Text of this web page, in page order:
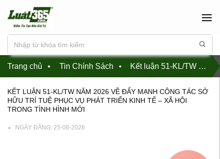
đến
dung
Trang chủ • Tin Chính Sách • Kết luận 51-KL/TW năm 2026 về đẩy mạnh công tác sở hữu trí tuệ phục vụ phát triển kinh tế – xã hội trong tình hình mới
KẾT LUẬN 51-KL/TW NĂM 2026 VỀ ĐẨY MẠNH CÔNG TÁC SỞ
HỮU TRÍ TUỆ PHỤC VỤ PHÁT TRIỂN KINH TẾ – XÃ HỘI
TRONG TÌNH HÌNH MỚI
NGÀY ĐĂNG: 25-06-2026